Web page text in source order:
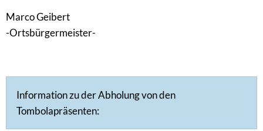
Marco Geibert
-Ortsbürgermeister-
Information zu der Abholung von den
Tombolapräsenten: